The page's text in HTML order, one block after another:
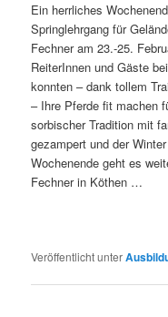
Ein herrliches
Springlehrgang für
Fechner am 23.-25.
ReiterInnen und Gäste
konnten – dank tollem
– Ihre Pferde fit machen
sorbischer Tradition mit
gezampert und der
Wochenende geht es
Fechner in Köthen …
Veröffentlicht unter